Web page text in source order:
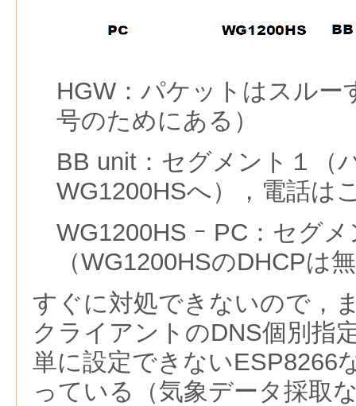
HGW：パケットはスルー
号のためにある）
BB unit：セグメント１（
WG1200HSへ），電話は
WG1200HS ｰ PC：セグ
（WG1200HSのDHCPは
すぐに対処できないので，
クライアントのDNS個別指
単に設定できないESP8266
っている（気象データ採取